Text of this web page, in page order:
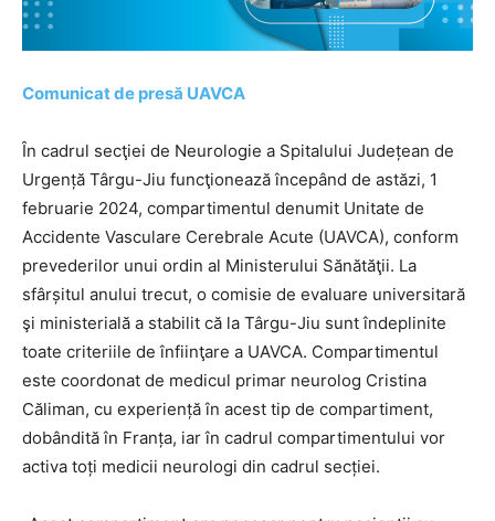
Comunicat de presă UAVCA
În cadrul secţiei de Neurologie a Spitalului Județean de
Urgență Târgu-Jiu funcţionează începând de astăzi, 1
februarie 2024, compartimentul denumit Unitate de
Accidente Vasculare Cerebrale Acute (UAVCA), conform
prevederilor unui ordin al Ministerului Sănătăţii. La
sfârșitul anului trecut, o comisie de evaluare universitară
şi ministerială a stabilit că la Târgu-Jiu sunt îndeplinite
toate criteriile de înfiinţare a UAVCA. Compartimentul
este coordonat de medicul primar neurolog Cristina
Căliman, cu experiență în acest tip de compartiment,
dobândită în Franța, iar în cadrul compartimentului vor
activa toți medicii neurologi din cadrul secției.